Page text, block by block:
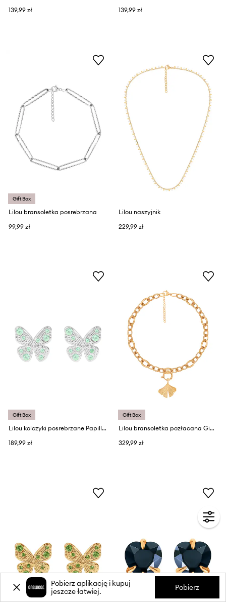
139,99 zł
139,99 zł
Gift Box
Lilou bransoletka posrebrzana
99,99 zł
Lilou naszyjnik
229,99 zł
Gift Box
Lilou kolczyki posrebrzane Papillon
189,99 zł
Gift Box
Lilou bransoletka pozłacana Ginko
329,99 zł
Pobierz aplikację i kupuj
jeszcze łatwiej.
Pobierz